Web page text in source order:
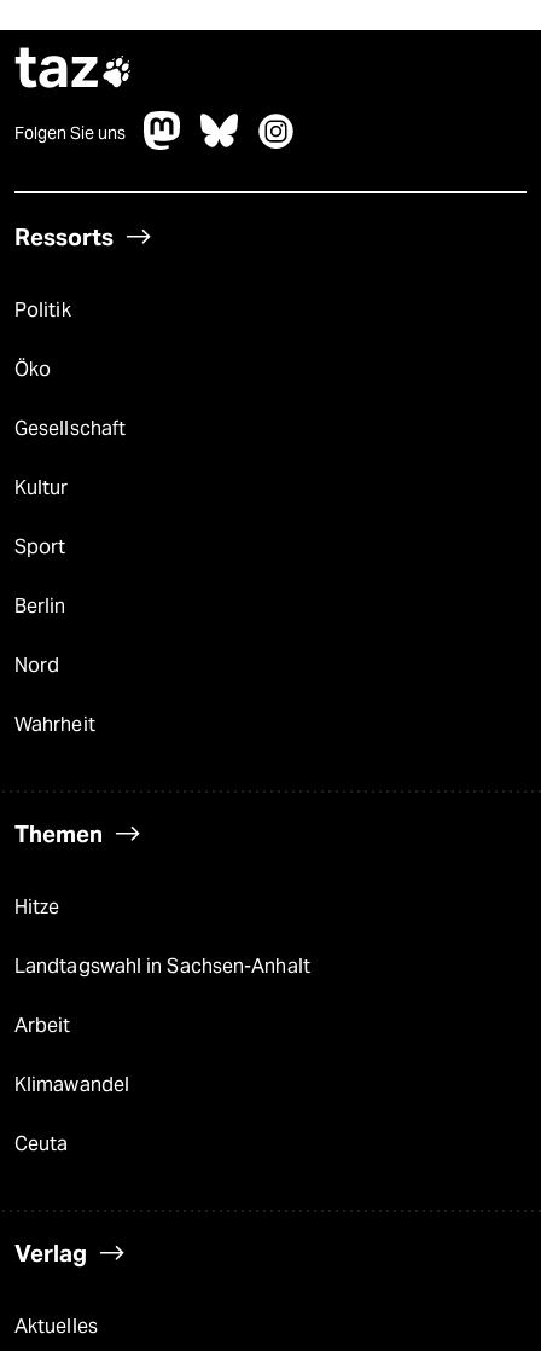
taz
Folgen Sie uns
Ressorts
Politik
Öko
Gesellschaft
Kultur
Sport
Berlin
Nord
Wahrheit
Themen
Hitze
Landtagswahl in Sachsen-Anhalt
Arbeit
Klimawandel
Ceuta
Verlag
Aktuelles